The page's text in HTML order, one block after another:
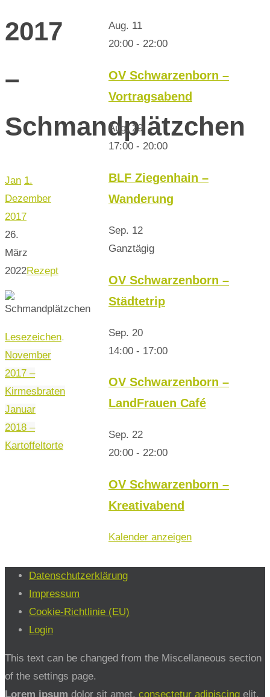
2017
–
Schmandplätzchen
Jan 1.
Dezember
2017
26.
März
2022Rezept
Lesezeichen.
November
2017 –
Kirmesbraten
Januar
2018 –
Kartoffeltorte
Aug. 11
20:00 - 22:00
OV Schwarzenborn –
Vortragsabend
Aug.29
17:00 - 20:00
BLF Ziegenhain –
Wanderung
Sep. 12
Ganztägig
OV Schwarzenborn –
Städtetrip
Sep. 20
14:00 - 17:00
OV Schwarzenborn –
LandFrauen Café
Sep. 22
20:00 - 22:00
OV Schwarzenborn –
Kreativabend
Kalender anzeigen
Datenschutzerklärung
Impressum
Cookie-Richtlinie (EU)
Login
This text can be changed from the Miscellaneous section
of the settings page.
Lorem ipsum dolor sit amet, consectetur adipiscing elit,